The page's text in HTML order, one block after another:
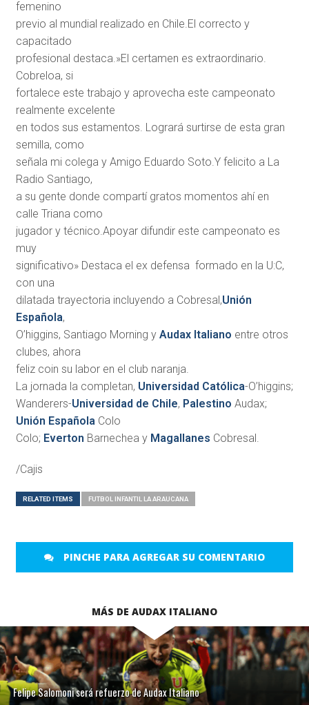
femenino
previo al mundial realizado en Chile.El correcto y
capacitado
profesional destaca.»El certamen es extraordinario.
Cobreloa, si
fortalece este trabajo y aprovecha este campeonato
realmente excelente
en todos sus estamentos. Logrará surtirse de esta gran
semilla, como
señala mi colega y Amigo Eduardo Soto.Y felicito a La
Radio Santiago,
a su gente donde compartí gratos momentos ahí en
calle Triana como
jugador y técnico.Apoyar difundir este campeonato es
muy
significativo» Destaca el ex defensa formado en la U:C,
con una
dilatada trayectoria incluyendo a Cobresal,Unión
Española,
O’higgins, Santiago Morning y Audax Italiano entre otros
clubes, ahora
feliz coin su labor en el club naranja.
La jornada la completan, Universidad Católica-O’higgins;
Wanderers-Universidad de Chile, Palestino Audax;
Unión EspañolaColo
Colo; Everton Barnechea y Magallanes Cobresal.
/Cajis
RELATED ITEMS FUTBOL INFANTIL LA ARAUCANA
PINCHE PARA AGREGAR SU COMENTARIO
MÁS DE AUDAX ITALIANO
Felipe Salomoni será refuerzo de Audax Italiano